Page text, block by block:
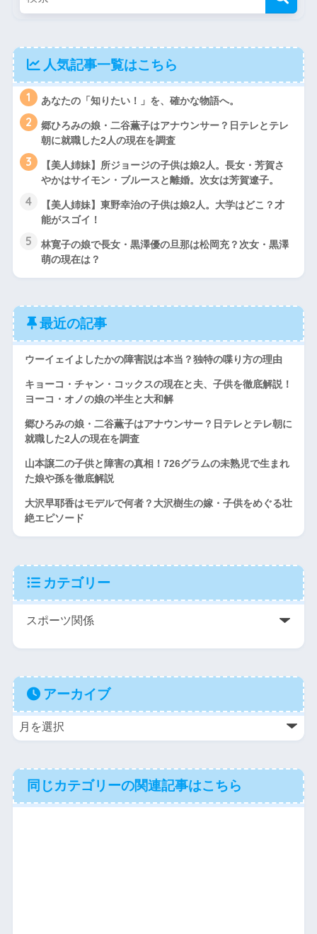
人気記事一覧はこちら
1 あなたの「知りたい！」を、確かな物語へ。
2
郷ひろみの娘・二谷薫子はアナウンサー？日テレとテレ
朝に就職した2人の現在を調査
3
【美人姉妹】所ジョージの子供は娘2人。長女・芳賀さ
やかはサイモン・ブルースと離婚。次女は芳賀遼子。
4
【美人姉妹】東野幸治の子供は娘2人。大学はどこ？才
能がスゴイ！
5
林寛子の娘で長女・黒澤優の旦那は松岡充？次女・黒澤
萌の現在は？
最近の記事
ウーイェイよしたかの障害説は本当？独特の喋り方の理由
キョーコ・チャン・コックスの現在と夫、子供を徹底解説！
ヨーコ・オノの娘の半生と大和解
郷ひろみの娘・二谷薫子はアナウンサー？日テレとテレ朝に
就職した2人の現在を調査
山本譲二の子供と障害の真相！726グラムの未熟児で生まれ
た娘や孫を徹底解説
大沢早耶香はモデルで何者？大沢樹生の嫁・子供をめぐる壮
絶エピソード
カテゴリー
アーカイブ
同じカテゴリーの関連記事はこちら